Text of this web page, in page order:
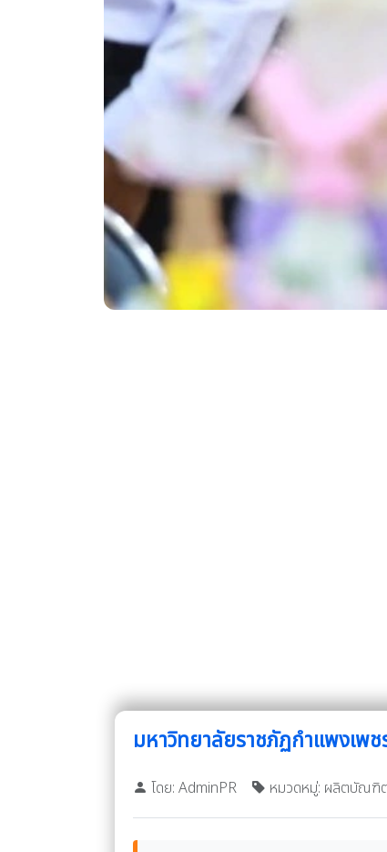
มหาวิทยาลัยราชภัฏกำแพงเพ
โดย: AdminPR หมวดหมู่: ผลิตบัณฑิ